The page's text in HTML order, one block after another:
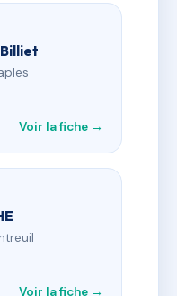
Voir la fiche →
Voir la fiche →